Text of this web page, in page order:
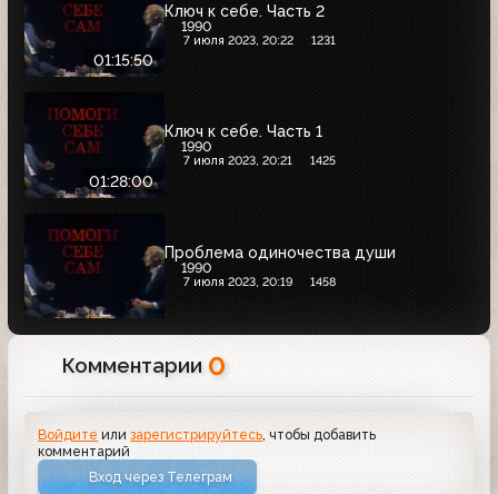
01:15:50
Ключ к себе. Часть 2
1990
7 июля 2023, 20:22 1231
01:28:00
Ключ к себе. Часть 1
1990
7 июля 2023, 20:21 1425
Проблема одиночества души
1990
7 июля 2023, 20:19 1458
Комментарии 0
Войдите илизарегистрируйтесь , чтобы добавить
комментарий
Вход через Телеграм